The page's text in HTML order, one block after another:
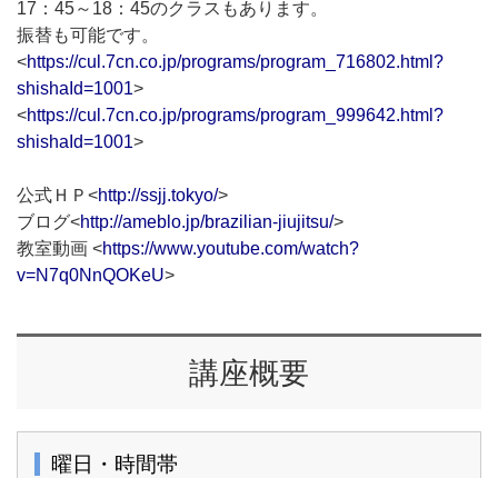
17：45～18：45のクラスもあります。
振替も可能です。
<https://cul.7cn.co.jp/programs/program_716802.html?
shishaId=1001>
<https://cul.7cn.co.jp/programs/program_999642.html?
shishaId=1001>
公式ＨＰ<http://ssjj.tokyo/>
ブログ<http://ameblo.jp/brazilian-jiujitsu/>
教室動画 <https://www.youtube.com/watch?
v=N7q0NnQOKeU>
講座概要
曜日・時間帯